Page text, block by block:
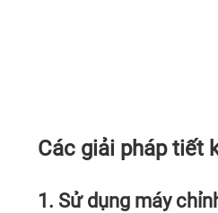
Các giải pháp tiết
1. Sử dụng máy